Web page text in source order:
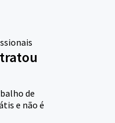
de
e não é